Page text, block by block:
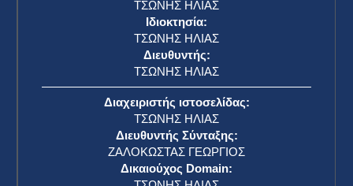
ΤΣΩΝΗΣ ΗΛΙΑΣ
Ιδιοκτησία:
ΤΣΩΝΗΣ ΗΛΙΑΣ
Διευθυντής:
ΤΣΩΝΗΣ ΗΛΙΑΣ
Διαχειριστής ιστοσελίδας:
ΤΣΩΝΗΣ ΗΛΙΑΣ
Διευθυντής Σύνταξης:
ΖΑΛΟΚΩΣΤΑΣ ΓΕΩΡΓΙΟΣ
Δικαιούχος Domain: